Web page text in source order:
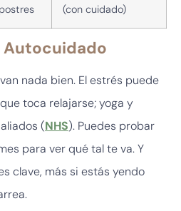
(con cuidado)
nada bien. El estrés puede
toca relajarse; yoga y
(NHS). Puedes probar
para ver qué tal te va. Y
clave, más si estás yendo